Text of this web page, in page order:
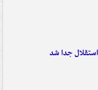
جدا شد